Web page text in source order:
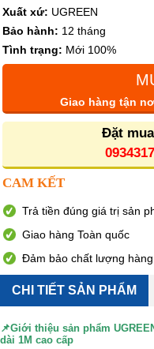
Xuất xứ: UGREEN
Bảo hành: 12 tháng
Tình trạng: Mới 100%
Giao hàng tận
Đặt
CAM KẾT
Trả tiền đúng giá trị sản
Giao hàng Toàn quốc
Đảm bảo chất lượng
CHI TIẾT SẢN PHẨM
📌Giới thiệu sản phẩm
dài 1M cao cấp